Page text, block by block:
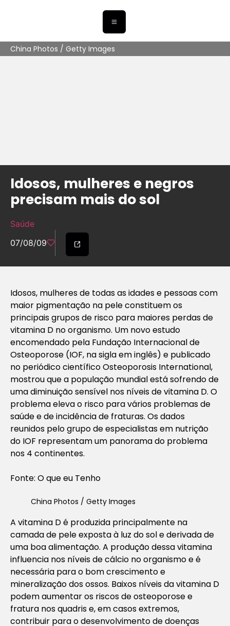
China Photos / Getty Images
Idosos, mulheres e negros
precisam mais do sol
Saúde
07/08/09
Idosos, mulheres de todas as idades e pessoas com
maior pigmentação na pele constituem os
principais grupos de risco para maiores perdas de
vitamina D no organismo. Um novo estudo
encomendado pela Fundação Internacional de
Osteoporose (IOF, na sigla em inglês) e publicado
no periódico científico Osteoporosis International,
mostrou que a população mundial está sofrendo de
uma diminuição sensível nos níveis de vitamina D. O
problema eleva o risco para vários problemas de
saúde e de incidência de fraturas. Os dados
reunidos pelo grupo de especialistas em nutrição
do IOF representam um panorama do problema
nos 4 continentes.
Fonte: O que eu Tenho
China Photos / Getty Images
A vitamina D é produzida principalmente na
camada de pele exposta à luz do sol e derivada de
uma boa alimentação. A produção dessa vitamina
influencia nos níveis de cálcio no organismo e é
necessária para o bom crescimento e
mineralização dos ossos. Baixos níveis da vitamina D
podem aumentar os riscos de osteoporose e
fratura nos quadris e, em casos extremos,
contribuir para o desenvolvimento de doenças